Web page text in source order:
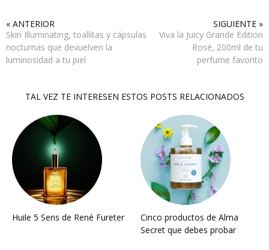
« ANTERIOR
Skin Illuminating, toallitas y cápsulas
nocturnas que devuelven la
luminosidad a tu piel
SIGUIENTE »
Viva la Juicy Grande Edition
Rosé, 200ml de tu
perfume favorito
TAL VEZ TE INTERESEN ESTOS POSTS RELACIONADOS
Huile 5 Sens de René Fureter
Cinco productos de Alma
Secret que debes probar